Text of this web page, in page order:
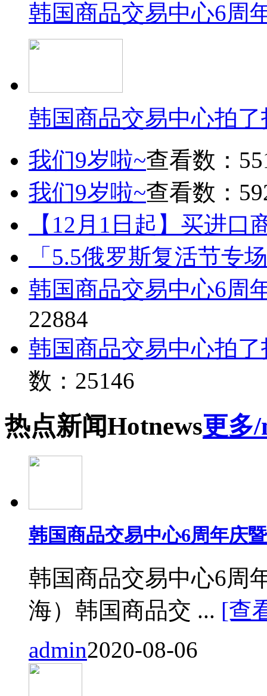
韩国商品交易中心6周
韩国商品交易中心拍
我们9岁啦~查看数：
我们9岁啦~查看数：
【12月1日起】买进口
「5.5俄罗斯复活节专
韩国商品交易中心6周
22884
韩国商品交易中心拍
数：25146
热点新闻Hotnews更多
韩国商品交易中心6周年庆
韩国商品交易中心6周
海）韩国商品交 ... [查
admin2020-08-06